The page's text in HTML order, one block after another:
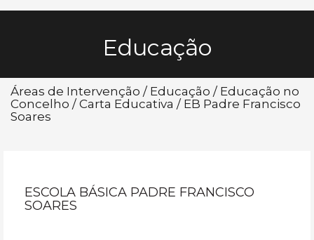
Educação
Áreas de Intervenção / Educação / Educação no
Concelho / Carta Educativa / EB Padre Francisco
Soares
ESCOLA BÁSICA PADRE FRANCISCO
SOARES